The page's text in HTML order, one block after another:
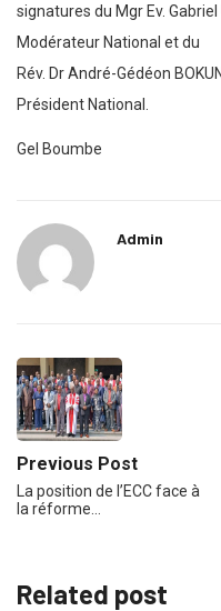
signatures du Mgr Ev. Gabriel
Modérateur National et du
Rév. Dr André-Gédéon
Président National.
Gel Boumbe
Admin
Previous Post
La position de l’ECC face à
la réforme…
Related post